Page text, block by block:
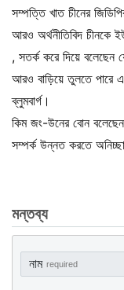
সম্পত্তি খাত চীনের
আরও অর্থনীতিবিদ চীনকে
, সতর্ক করে দিয়ে বলেছেন
আরও বাড়িয়ে তুলতে পারে
ব্লুমবার্গ।
কিম জং-উনের বোন বলেছেন
সম্পর্ক উন্নত করতে
মন্তব্য
নাম required